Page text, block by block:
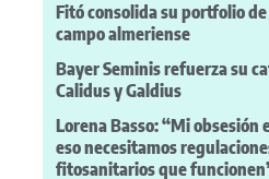
Fitó consolida su portfolio
campo almeriense
Bayer Seminis refuerza su
Calidus y Galdius
Lorena Basso: “Mi obsesión
eso necesitamos
fitosanitarios que